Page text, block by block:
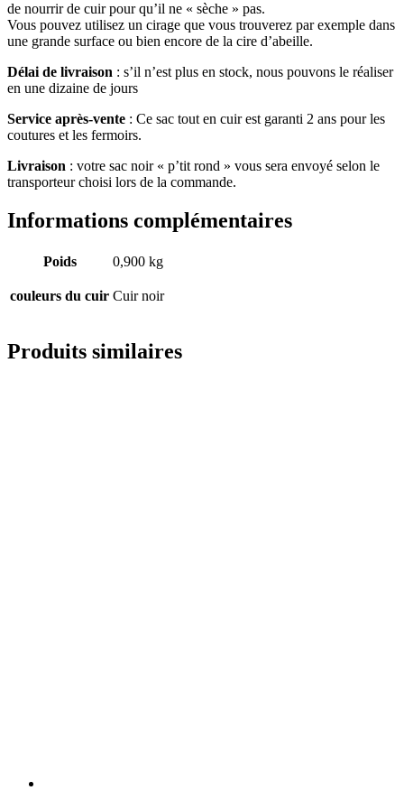
de nourrir de cuir pour qu’il ne « sèche » pas.
Vous pouvez utilisez un cirage que vous trouverez par exemple dans
une grande surface ou bien encore de la cire d’abeille.
Délai de livraison : s’il n’est plus en stock, nous pouvons le réaliser
en une dizaine de jours
Service après-vente : Ce sac tout en cuir est garanti 2 ans pour les
coutures et les fermoirs.
Livraison : votre sac noir « p’tit rond » vous sera envoyé selon le
transporteur choisi lors de la commande.
Informations complémentaires
Poids 0,900 kg
couleurs du cuir Cuir noir
Produits similaires